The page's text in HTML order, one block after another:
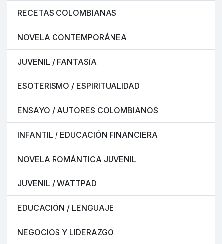
RECETAS COLOMBIANAS
NOVELA CONTEMPORÁNEA
JUVENIL / FANTASíA
ESOTERISMO / ESPIRITUALIDAD
ENSAYO / AUTORES COLOMBIANOS
INFANTIL / EDUCACIÓN FINANCIERA
NOVELA ROMÁNTICA JUVENIL
JUVENIL / WATTPAD
EDUCACIÓN / LENGUAJE
NEGOCIOS Y LIDERAZGO